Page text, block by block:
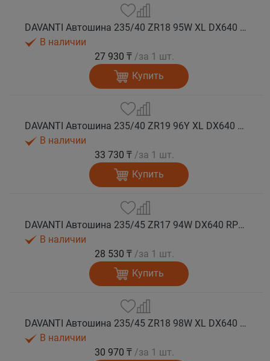
DAVANTI Автошина 235/40 ZR18 95W XL DX640 RPR лето
В наличии
27 930 ₸ /за 1 шт.
Купить
DAVANTI Автошина 235/40 ZR19 96Y XL DX640 RPR лето
В наличии
33 730 ₸ /за 1 шт.
Купить
DAVANTI Автошина 235/45 ZR17 94W DX640 RPR лето
В наличии
28 530 ₸ /за 1 шт.
Купить
DAVANTI Автошина 235/45 ZR18 98W XL DX640 RPR лето (Таиланд)
В наличии
30 970 ₸ /за 1 шт.